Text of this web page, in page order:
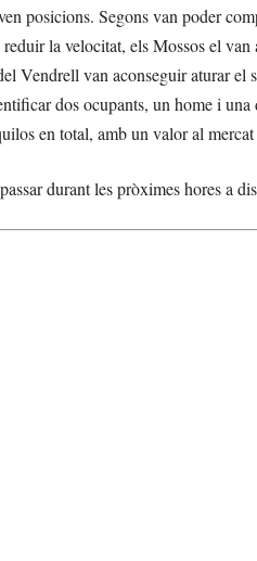
posicions. Segons van poder
la velocitat, els Mossos el
Vendrell van aconseguir aturar el
dos ocupants, un home i
en total, amb un valor al
durant les pròximes hores a